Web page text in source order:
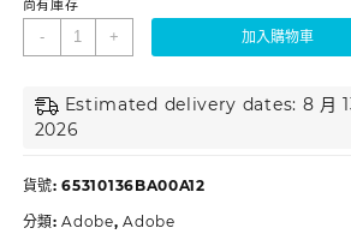
尚有庫存
- + 加入購物車
Estimated delivery dates: 8 月
2026
貨號:65310136BA00A12
分類:Adobe,Adobe